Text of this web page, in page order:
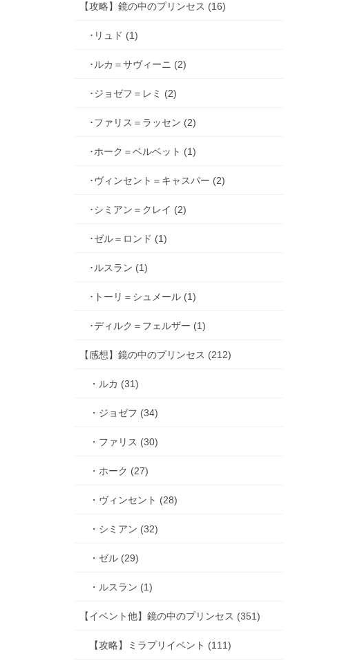
【攻略】鏡の中のプリンセス (16)
･リュド (1)
･ルカ＝サヴィーニ (2)
･ジョゼフ＝レミ (2)
･ファリス＝ラッセン (2)
･ホーク＝ベルベット (1)
･ヴィンセント＝キャスパー (2)
･シミアン＝クレイ (2)
･ゼル＝ロンド (1)
･ルスラン (1)
･トーリ＝シュメール (1)
･ディルク＝フェルザー (1)
【感想】鏡の中のプリンセス (212)
・ルカ (31)
・ジョゼフ (34)
・ファリス (30)
・ホーク (27)
・ヴィンセント (28)
・シミアン (32)
・ゼル (29)
・ルスラン (1)
【イベント他】鏡の中のプリンセス (351)
【攻略】ミラプリイベント (111)